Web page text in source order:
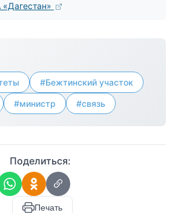
#Бежтинский участок
#министр #связь
Поделиться:
Печать